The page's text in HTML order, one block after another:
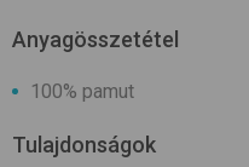
Anyagösszetétel
100% pamut
Tulajdonságok